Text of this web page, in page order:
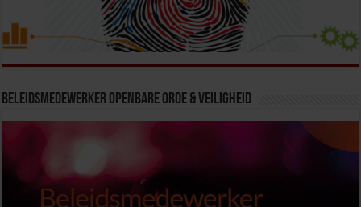
Beleidsmedewerker Openbare Orde & Veiligheid